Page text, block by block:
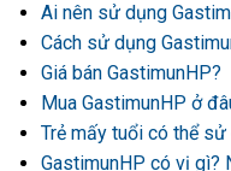
Ai nên sử dụng
Cách sử dụng
Giá bán GastimunHP?
Mua GastimunHP ở
Trẻ mấy tuổi có thể
GastimunHP có vị gì?